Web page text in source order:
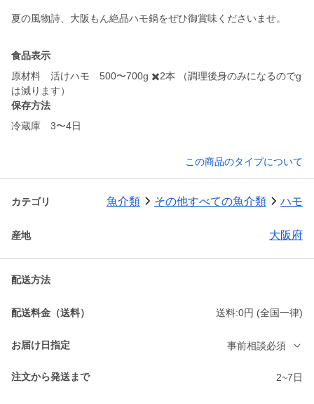
夏の風物詩、大阪もん絶品ハモ鍋をぜひ御賞味くださいませ。
食品表示
原材料 活けハモ 500〜700g ✖️2本 （調理後身のみになるのでg
は減ります）
保存方法
冷蔵庫 3〜4日
この商品のタイプについて
カテゴリ 魚介類 その他すべての魚介類 ハモ
産地 大阪府
配送方法
配送料金（送料） 送料:0円 (全国一律)
お届け日指定 事前相談必須
注文から発送まで 2~7日